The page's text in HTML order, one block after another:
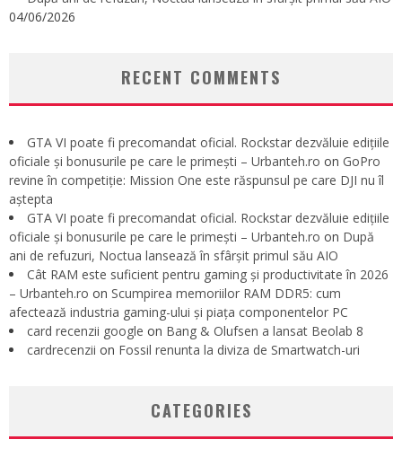
04/06/2026
RECENT COMMENTS
GTA VI poate fi precomandat oficial. Rockstar dezvăluie edițiile
oficiale și bonusurile pe care le primești – Urbanteh.ro on GoPro
revine în competiție: Mission One este răspunsul pe care DJI nu îl
aștepta
GTA VI poate fi precomandat oficial. Rockstar dezvăluie edițiile
oficiale și bonusurile pe care le primești – Urbanteh.ro on După
ani de refuzuri, Noctua lansează în sfârșit primul său AIO
Cât RAM este suficient pentru gaming și productivitate în 2026
– Urbanteh.ro on Scumpirea memoriilor RAM DDR5: cum
afectează industria gaming-ului și piața componentelor PC
card recenzii google on Bang & Olufsen a lansat Beolab 8
cardrecenzii on Fossil renunta la diviza de Smartwatch-uri
CATEGORIES